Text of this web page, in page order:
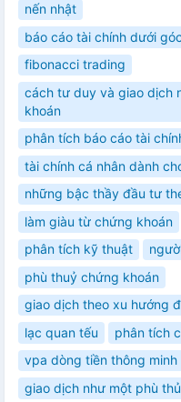
nến nhật
báo cáo tài chính dưới
fibonacci trading
cách tư duy và giao dịch
khoán
phân tích báo cáo tài
tài chính cá nhân dành
những bậc thầy đầu tư
làm giàu từ chứng khoán
phân tích kỹ thuật
phù thuỷ chứng khoán
giao dịch theo xu hướng
lạc quan tếu
phân tích
vpa dòng tiền thông minh
giao dịch như một phù